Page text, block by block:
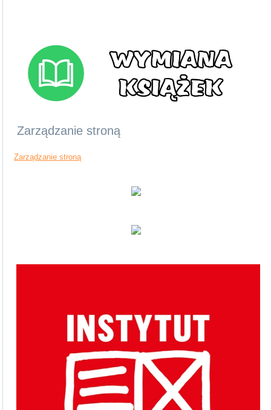
Zarządzanie stroną
Zarządzanie stroną